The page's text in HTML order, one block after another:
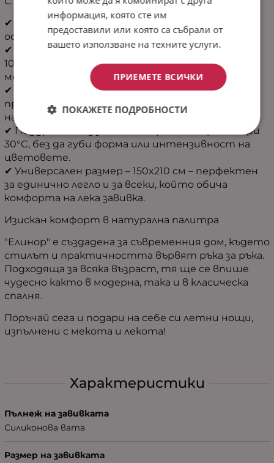
✔ Лека и дишаща – Идеална за топлия сезон,
осигурява прохлада и мекота без запарване.
✔ Фина и устойчива материя – Изработена от
100% микрофибър, завивката е изключително
мека, нежна към кожата и лесна за поддръжка.
✔ Двулицев дизайн – Избери между топлото
прасковено или неутралното екрю, според
настроението и стила на стаята.
✔ Поддръжка без усилие – Пере се в пералня при
30°C, без да губи форма или интензивност на
цветовете.
✔ Универсален размер – 150x210 см – перфектен
за единично легло и за всеки, който обича
комфорта на лека завивка.
Изискан комфорт в натурална палитра
"Елинор" е създадена за съвременния дом, където
стилът и практичността вървят ръка за ръка.
Подходяща за всяка възраст, тя ще се впише
чудесно както в модерна, така и в класическа
спалня.
Поръчай сега и подари на себе си летни нощи,
изпълнени с мекота и лекота!
Характеристики
Пълнеж на завивката
Силиконова вата
Размер на завивката
информация, която сте им
предоставили или която са събрали от
вашето използване на техните услуги.
ПРИЕМЕТЕ ВСИЧКИ
ПОКАЖЕТЕ ПОДРОБНОСТИ